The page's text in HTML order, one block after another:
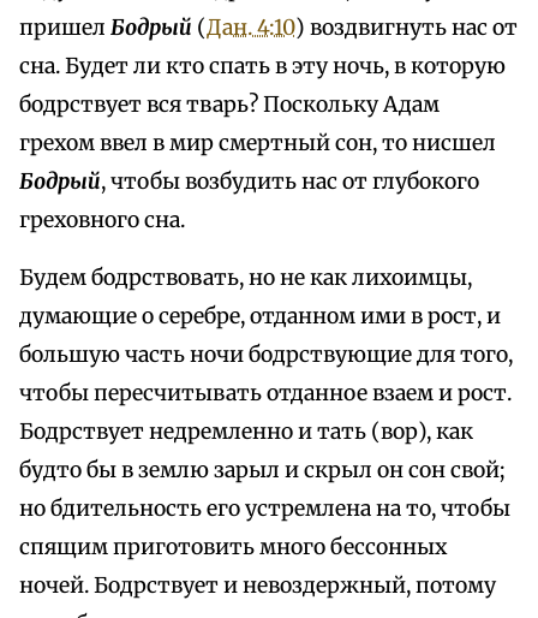
пришел Бодрый (Дан. 4:10) воздвигнуть нас от
сна. Будет ли кто спать в эту ночь, в которую
бодрствует вся тварь? Поскольку Адам
грехом ввел в мир смертный сон, то нисшел
Бодрый, чтобы возбудить нас от глубокого
греховного сна.
Будем бодрствовать, но не как лихоимцы,
думающие о серебре, отданном ими в рост, и
большую часть ночи бодрствующие для того,
чтобы пересчитывать отданное взаем и рост.
Бодрствует недремленно и тать (вор), как
будто бы в землю зарыл и скрыл он сон свой;
но бдительность его устремлена на то, чтобы
спящим приготовить много бессонных
ночей. Бодрствует и невоздержный, потому